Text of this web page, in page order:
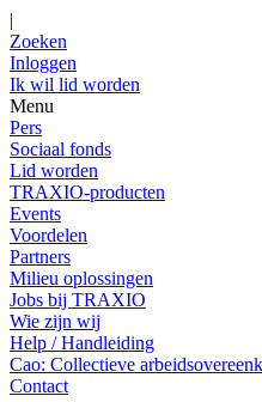
|
Zoeken
Inloggen
Ik wil lid worden
Menu
Pers
Sociaal fonds
Lid worden
TRAXIO-producten
Events
Voordelen
Partners
Milieu oplossingen
Jobs bij TRAXIO
Wie zijn wij
Help / Handleiding
Cao: Collectieve
Contact